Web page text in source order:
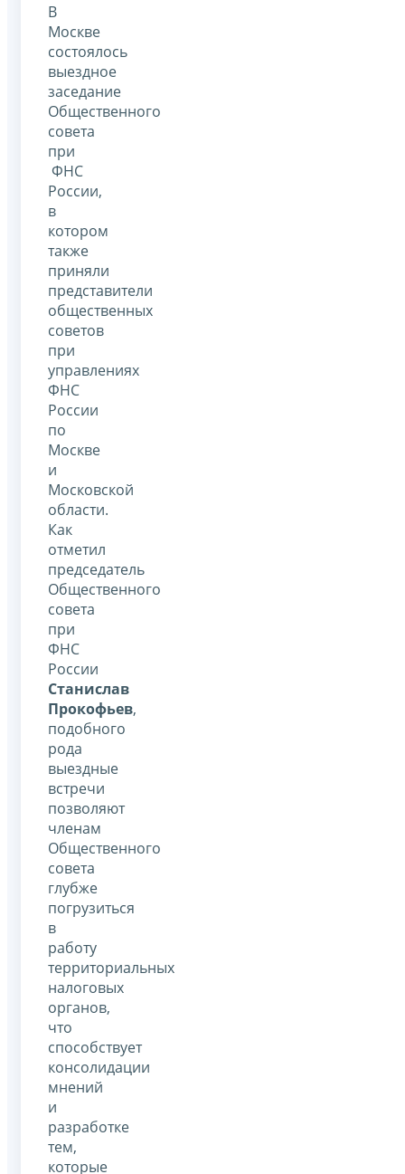
В
Москве
состоялось
выездное
заседание
Общественного
совета
при
ФНС
России,
в
котором
также
приняли
представители
общественных
советов
при
управлениях
ФНС
России
по
Москве
и
Московской
области.
Как
отметил
председатель
Общественного
совета
при
ФНС
России
Станислав
Прокофьев,
подобного
рода
выездные
встречи
позволяют
членам
Общественного
совета
глубже
погрузиться
в
работу
территориальных
налоговых
органов,
что
способствует
консолидации
мнений
и
разработке
тем,
которые